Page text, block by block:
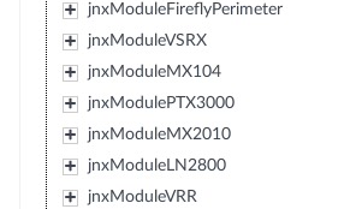
jnxModuleFireflyPerimeter
jnxModuleVSRX
jnxModuleMX104
jnxModulePTX3000
jnxModuleMX2010
jnxModuleLN2800
jnxModuleVRR